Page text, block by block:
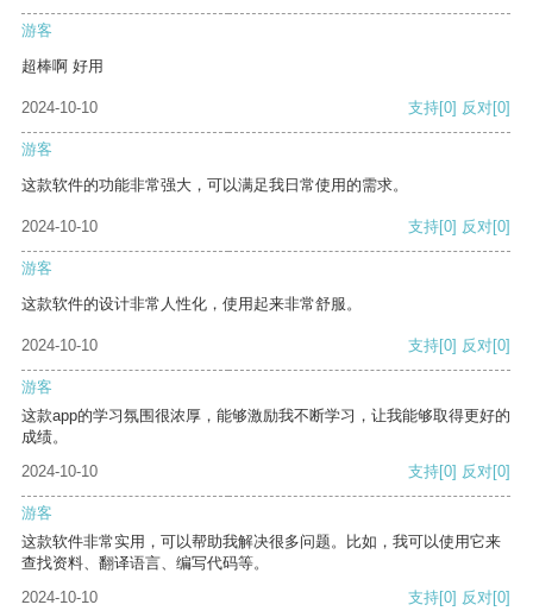
游客
超棒啊 好用
2024-10-10 支持[0] 反对[0]
游客
这款软件的功能非常强大，可以满足我日常使用的需求。
2024-10-10 支持[0] 反对[0]
游客
这款软件的设计非常人性化，使用起来非常舒服。
2024-10-10 支持[0] 反对[0]
游客
这款app的学习氛围很浓厚，能够激励我不断学习，让我能够取得更好的
成绩。
2024-10-10
支持[0] 反对[0]
游客
这款软件非常实用，可以帮助我解决很多问题。比如，我可以使用它来
查找资料、翻译语言、编写代码等。
2024-10-10
支持[0] 反对[0]